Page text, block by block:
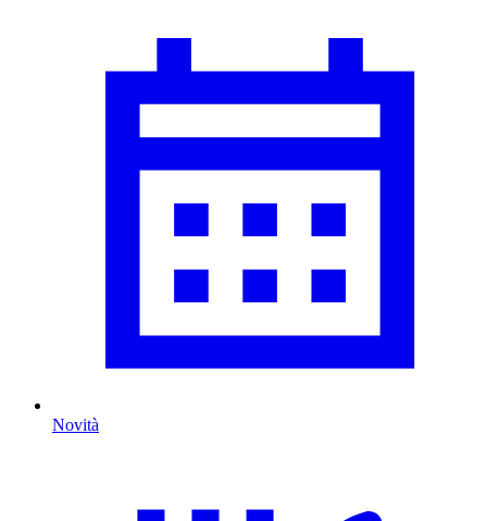
Novità